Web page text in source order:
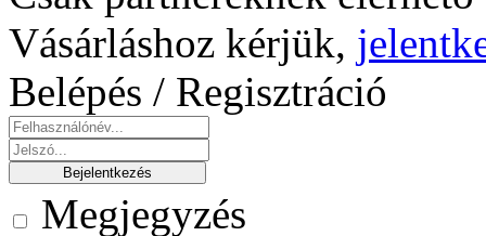
Vásárláshoz kérjük,
Belépés / Regisztráció
Megjegyzés